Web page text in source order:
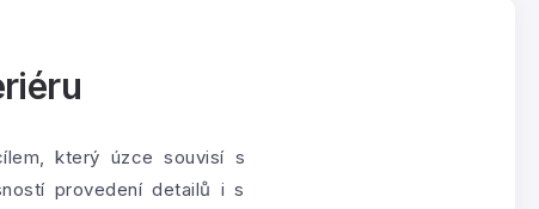
který úzce souvisí s
provedení detailů i s